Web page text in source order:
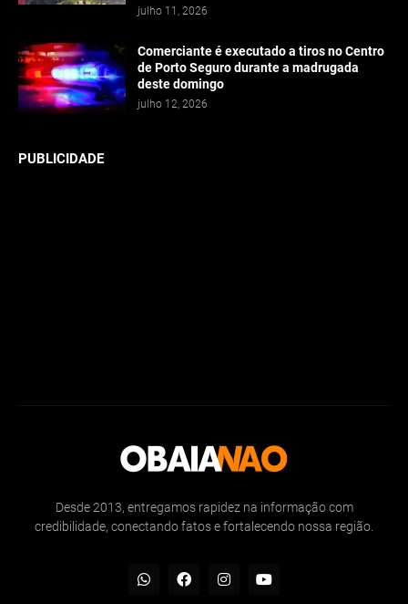
julho 11, 2026
Comerciante é executado a tiros no Centro
de Porto Seguro durante a madrugada
deste domingo
julho 12, 2026
PUBLICIDADE
Desde 2013, entregamos rapidez na informação com
credibilidade, conectando fatos e fortalecendo nossa região.